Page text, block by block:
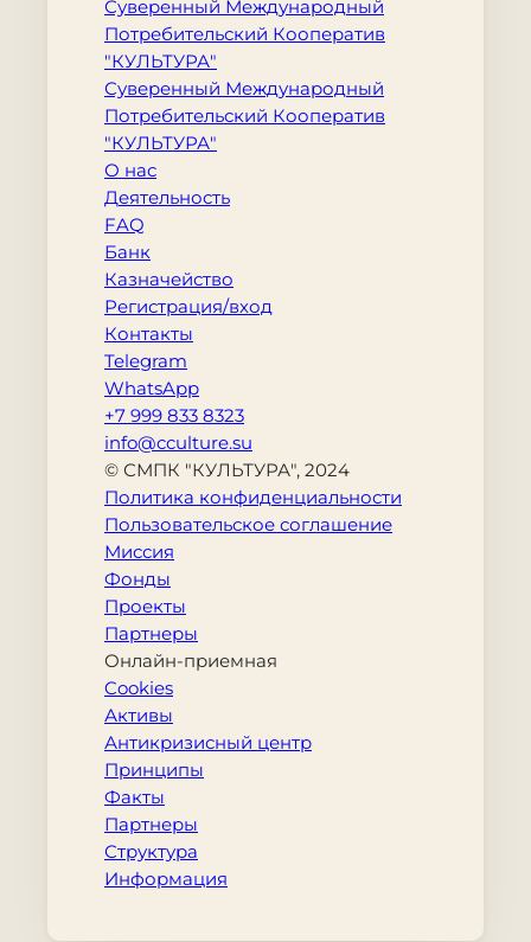
Суверенный Международный
Потребительский Кооператив
"КУЛЬТУРА"
Суверенный Международный
Потребительский Кооператив
"КУЛЬТУРА"
О нас
Деятельность
FAQ
Банк
Казначейство
Регистрация/вход
Контакты
Telegram
WhatsApp
+7 999 833 8323
info@cculture.su
© СМПК "КУЛЬТУРА", 2024
Политика конфиденциальности
Пользовательское соглашение
Миссия
Фонды
Проекты
Партнеры
Онлайн-приемная
Cookies
Активы
Антикризисный центр
Принципы
Факты
Партнеры
Структура
Информация